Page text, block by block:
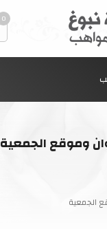
0
وموقع الجمعية
الجمعية